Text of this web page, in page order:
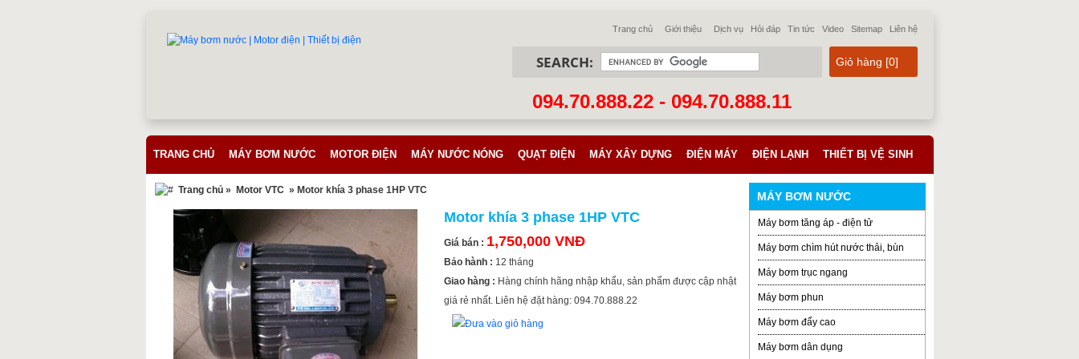
Trang chủ Giới thiệu Dịch vụ Hỏi đáp Tin tức Video Sitemap Liên hệ
Giỏ hàng [0]
SEARCH:
094.70.888.22 - 094.70.888.11
TRANG CHỦ MÁY BƠM NƯỚC MOTOR ĐIỆN MÁY NƯỚC NÓNG QUẠT ĐIỆN MÁY XÂY DỰNG ĐIỆN MÁY ĐIỆN LẠNH THIẾT BỊ VỆ SINH
Trang chủ » Motor VTC » Motor khía 3 phase 1HP VTC
Motor khía 3 phase 1HP VTC
Giá bán : 1,750,000 VNĐ
Bảo hành : 12 tháng
Giao hàng : Hàng chính hãng nhập khẩu, sản phẩm được cập nhật
giá rẻ nhất. Liên hệ đặt hàng: 094.70.888.22
MÁY BƠM NƯỚC
Máy bơm tăng áp - điện tử
Máy bơm chìm hút nước thải, bùn
Máy bơm trục ngang
Máy bơm phun
Máy bơm đẩy cao
Máy bơm dân dụng